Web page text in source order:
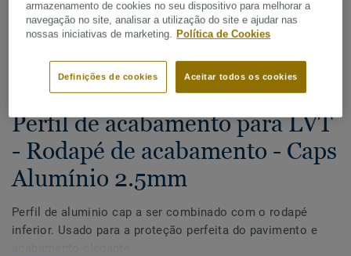
Ver todos os designs (3)
Perfil de acabamento para LVT
- Rodapé de acabamento - Caps
Alumínio 2.5mm
Perfil de aluminio cap a ser combinado com o rodapé
inferior. Usado para a proteção perfeita do pavimento e
armazenamento de cookies no seu dispositivo para melhorar a
navegação no site, analisar a utilização do site e ajudar nas
nossas iniciativas de marketing. Política de Cookies
Aceitar todos os cookies
Definições de cookies